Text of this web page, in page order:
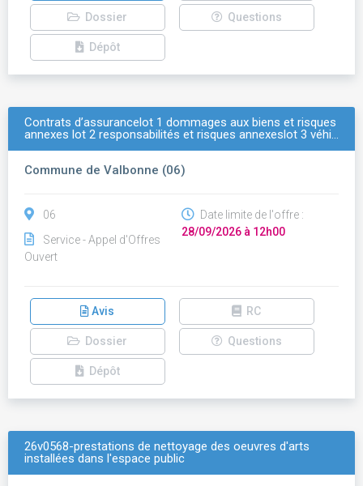
Dossier Questions
Dépôt
Contrats d’assurancelot 1 dommages aux biens et risques
annexes lot 2 responsabilités et risques annexeslot 3 véhi…
Commune de Valbonne (06)
06
Service - Appel d'Offres
Ouvert
Date limite de l'offre :
28/09/2026 à 12h00
Avis RC
Dossier Questions
Dépôt
26v0568-prestations de nettoyage des oeuvres d'arts
installées dans l'espace public